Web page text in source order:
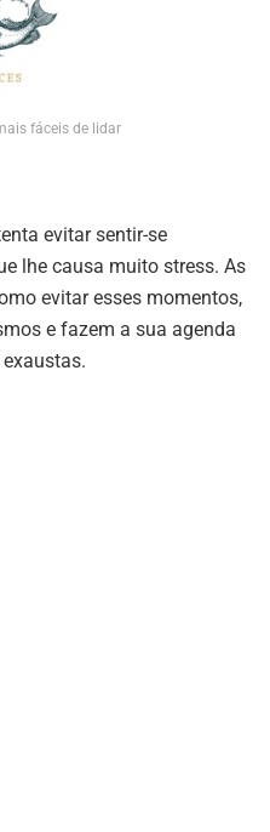
fáceis de lidar
evitar sentir-se
lhe causa muito stress. As
evitar esses momentos,
e fazem a sua agenda